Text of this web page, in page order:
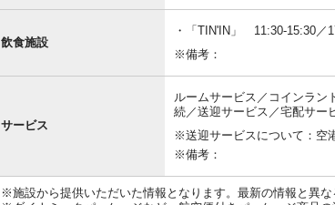
飲食施設
「TIN'IN」 11:30-15:30／
※備考：
サービス
ルームサービス／コインラン
続／送迎サービス／宅配サー
※送迎サービスについて：空
※備考：
※施設から提供いただいた情報となります。最新の情報と異